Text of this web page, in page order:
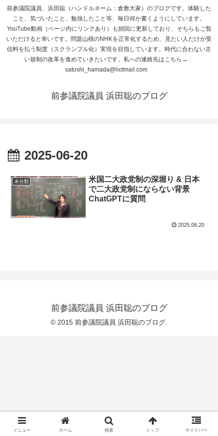
前参議院議員、浜田聡（ハンドルネーム：倉敷大家）のブログです。体験した
こと、気づいたこと、勉強したこと等、毎日何か書くようにしています。
YouTube動画（ページ内にリンクあり）も頻回に更新しており、そちらもご覧
いただけると幸いです。問題山積のNHKを正常化するため、見たい人だけが受
信料を払う制度（スクランブル化）実現を目指しています。時代に合わない古
い規制の改革を進めていきたいです。私への連絡先はこちら→
satoshi_hamada@hotmail.com
前参議院議員 浜田聡のブログ
2025-06-20
未分類
米国二大政党制の深堀り & 日本
で二大政党制にならない背景
ChatGPTに質問
2025.06.20
前参議院議員 浜田聡のブログ
© 2015 前参議院議員 浜田聡のブログ.
メニュー ホーム 検索 トップ サイドバー